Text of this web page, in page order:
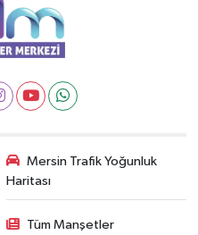
Mersin Trafik Yoğunluk
Haritası
Tüm Manşetler